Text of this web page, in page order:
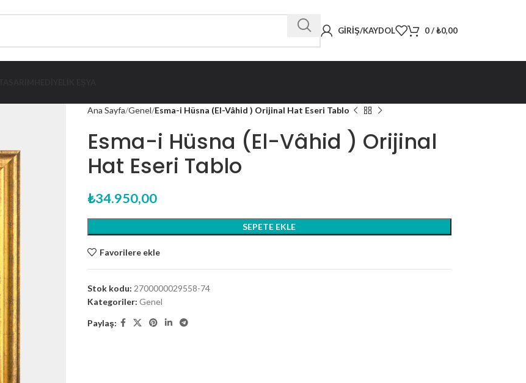
GIRIŞ/KAYDOL 0/₺0,00
Ana Sayfa Genel Esma-i Hüsna (El-Vâhid ) Orijinal Hat Eseri Tablo
Esma-i Hüsna (El-Vâhid ) Orijinal
Hat Eseri Tablo
₺34.950,00
SEPETE EKLE
Favorilere ekle
Stok kodu: 2700000029558-74
Kategoriler: Genel
Paylaş: